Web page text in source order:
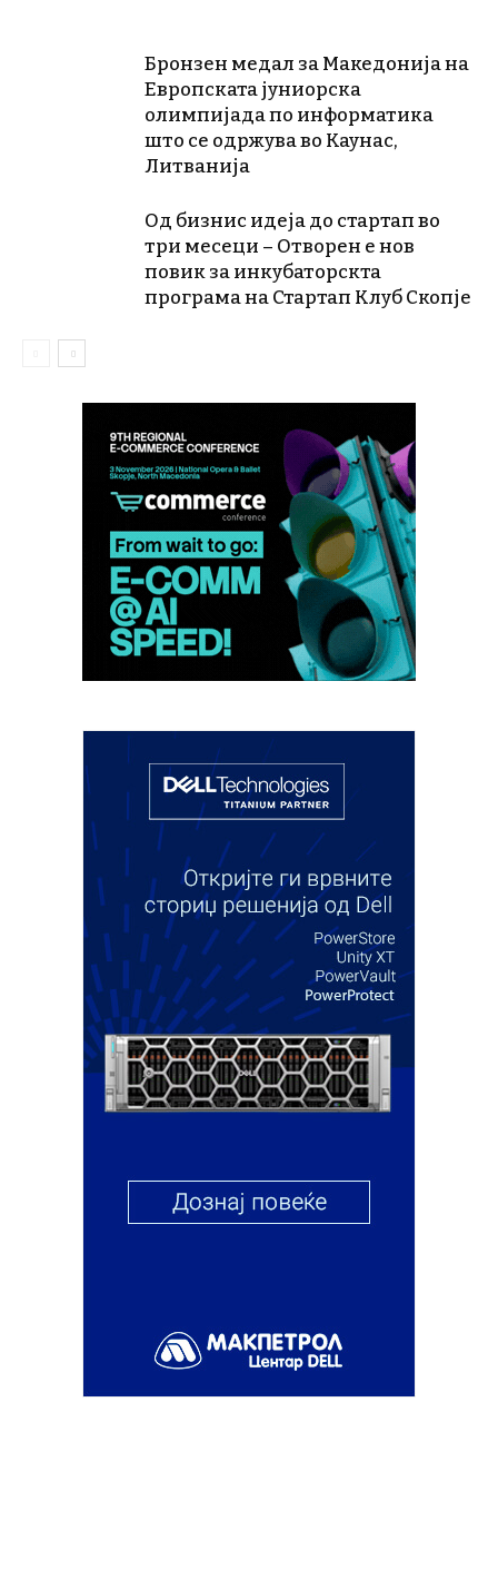
Бронзен медал за Македонија на
Европската јуниорска
олимпијада по информатика
што се одржува во Каунас,
Литванија
Од бизнис идеја до стартап во
три месеци – Отворен е нов
повик за инкубаторскта
програма на Стартап Клуб Скопје